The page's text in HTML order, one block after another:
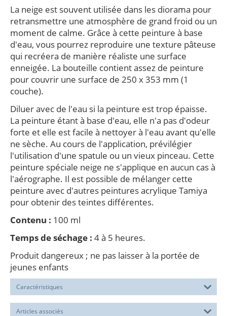
La neige est souvent utilisée dans les diorama pour
retransmettre une atmosphère de grand froid ou un
moment de calme. Grâce à cette peinture à base
d'eau, vous pourrez reproduire une texture pâteuse
qui recréera de manière réaliste une surface
enneigée. La bouteille contient assez de peinture
pour couvrir une surface de 250 x 353 mm (1
couche).
Diluer avec de l'eau si la peinture est trop épaisse.
La peinture étant à base d'eau, elle n'a pas d'odeur
forte et elle est facile à nettoyer à l'eau avant qu'elle
ne sèche. Au cours de l'application, prévilégier
l'utilisation d'une spatule ou un vieux pinceau. Cette
peinture spéciale neige ne s'applique en aucun cas à
l'aérographe. Il est possible de mélanger cette
peinture avec d'autres peintures acrylique Tamiya
pour obtenir des teintes différentes.
Contenu : 100 ml
Temps de séchage : 4 à 5 heures.
Produit dangereux ; ne pas laisser à la portée de
jeunes enfants
Caractéristiques
Articles associés